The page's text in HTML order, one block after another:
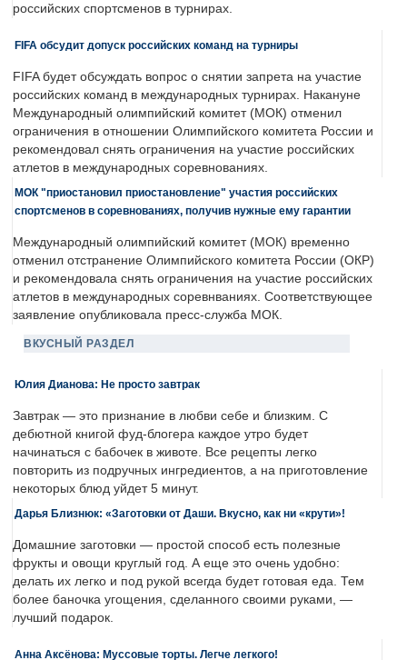
российских спортсменов в турнирах.
FIFA обсудит допуск российских команд на турниры
FIFA будет обсуждать вопрос о снятии запрета на участие
российских команд в международных турнирах. Накануне
Международный олимпийский комитет (МОК) отменил
ограничения в отношении Олимпийского комитета России и
рекомендовал снять ограничения на участие российских
атлетов в международных соревнованиях.
МОК "приостановил приостановление" участия российских
спортсменов в соревнованиях, получив нужные ему гарантии
Международный олимпийский комитет (МОК) временно
отменил отстранение Олимпийского комитета России (ОКР)
и рекомендовала снять ограничения на участие российских
атлетов в международных соревнваниях. Соответствующее
заявление опубликовала пресс-служба МОК.
ВКУСНЫЙ РАЗДЕЛ
Юлия Дианова: Не просто завтрак
Завтрак — это признание в любви себе и близким. С
дебютной книгой фуд-блогера каждое утро будет
начинаться с бабочек в животе. Все рецепты легко
повторить из подручных ингредиентов, а на приготовление
некоторых блюд уйдет 5 минут.
Дарья Близнюк: «Заготовки от Даши. Вкусно, как ни «крути»!
Домашние заготовки — простой способ есть полезные
фрукты и овощи круглый год. А еще это очень удобно:
делать их легко и под рукой всегда будет готовая еда. Тем
более баночка угощения, сделанного своими руками, —
лучший подарок.
Анна Аксёнова: Муссовые торты. Легче легкого!